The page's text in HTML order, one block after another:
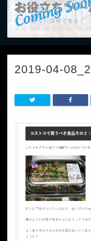
2019-04-